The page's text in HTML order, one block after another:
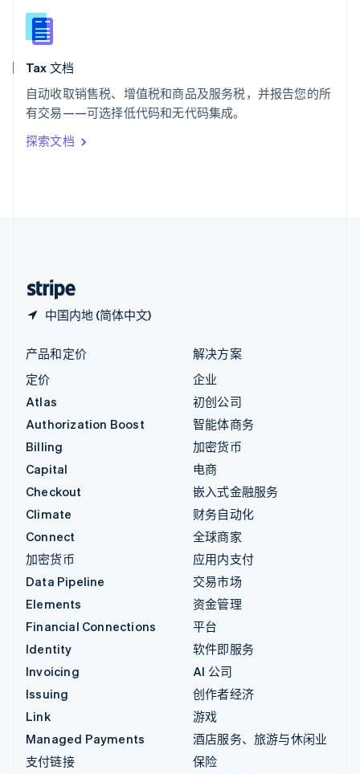
Tax 文档
自动收取销售税、增值税和商品及服务税，并报告您的所
有交易——可选择低代码和无代码集成。
探索文档
中国内地 (简体中文)
English
新西兰
匈牙利
意大利
ItalianoEnglish
印度
English
产品和定价
定价
Atlas
Authorization Boost
Billing
Capital
Checkout
Climate
Connect
加密货币
Data Pipeline
Elements
Financial Connections
Identity
Invoicing
Issuing
Link
Managed Payments
支付链接
解决方案
企业
初创公司
智能体商务
加密货币
电商
嵌入式金融服务
财务自动化
全球商家
应用内支付
交易市场
资金管理
平台
软件即服务
AI 公司
创作者经济
游戏
酒店服务、旅游与休闲业
保险